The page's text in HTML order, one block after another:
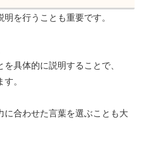
を行うことも重要です。
具体的に説明することで、
。
に合わせた言葉を選ぶことも大